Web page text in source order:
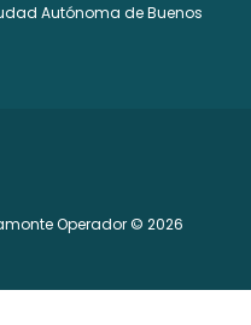
Autónoma de Buenos
Operador © 2026